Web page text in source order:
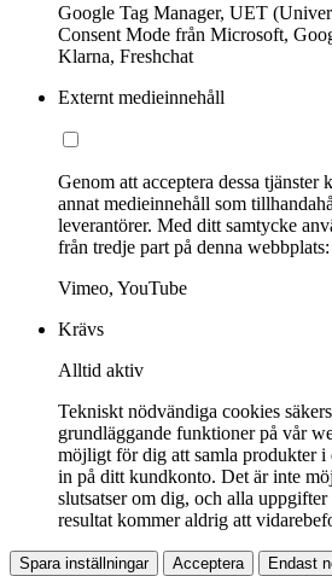
Google Tag Manager, UET
Consent Mode från Microsoft,
Klarna, Freshchat
Externt medieinnehåll
Genom att acceptera dessa
annat medieinnehåll som
leverantörer. Med ditt samtycke
från tredje part på denna webbplats:
Vimeo, YouTube
Krävs
Alltid aktiv
Tekniskt nödvändiga cookies
grundläggande funktioner på vår
möjligt för dig att samla produkter
in på ditt kundkonto. Det är inte
slutsatser om dig, och alla uppgifter
resultat kommer aldrig att
Spara inställningar Acceptera Endast